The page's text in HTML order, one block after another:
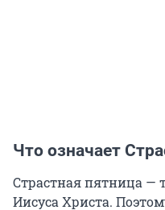
Что означает
Страстная пятница —
Иисуса Христа.